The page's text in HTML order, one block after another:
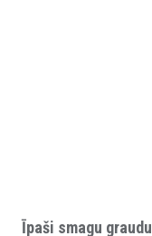
Īpaši smagu graudu